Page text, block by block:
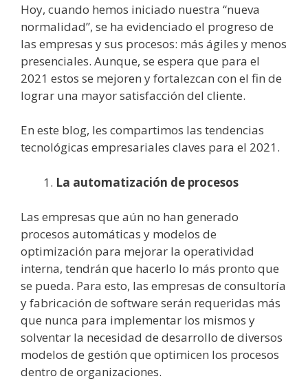
Hoy, cuando hemos iniciado nuestra “nueva
normalidad”, se ha evidenciado el progreso de
las empresas y sus procesos: más ágiles y menos
presenciales. Aunque, se espera que para el
2021 estos se mejoren y fortalezcan con el fin de
lograr una mayor satisfacción del cliente.
En este blog, les compartimos las tendencias
tecnológicas empresariales claves para el 2021.
La automatización de procesos
Las empresas que aún no han generado
procesos automáticas y modelos de
optimización para mejorar la operatividad
interna, tendrán que hacerlo lo más pronto que
se pueda. Para esto, las empresas de consultoría
y fabricación de software serán requeridas más
que nunca para implementar los mismos y
solventar la necesidad de desarrollo de diversos
modelos de gestión que optimicen los procesos
dentro de organizaciones.